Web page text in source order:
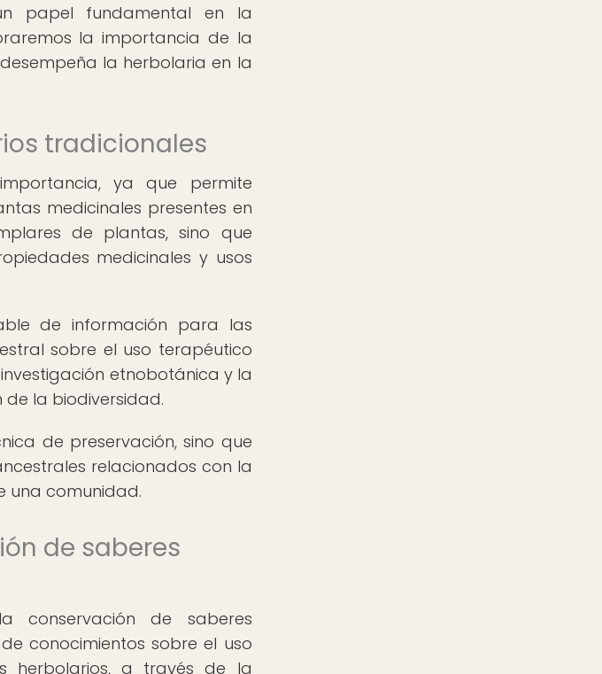
papel fundamental en la
la importancia de la
la herbolaria en la
tradicionales
ya que permite
medicinales presentes en
de plantas, sino que
medicinales y usos
de información para las
sobre el uso terapéutico
etnobotánica y la
la biodiversidad.
de preservación, sino que
relacionados con la
una comunidad.
de saberes
conservación de saberes
conocimientos sobre el uso
herbolarios, a través de la